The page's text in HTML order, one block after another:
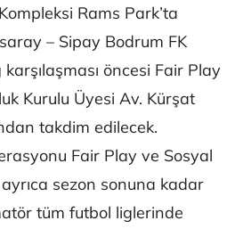
Rams Park’ta
– Sipay Bodrum FK
öncesi Fair Play
Kurulu Üyesi Av. Kürşat
takdim edilecek.
Fair Play ve Sosyal
sezon sonuna kadar
tüm futbol liglerinde